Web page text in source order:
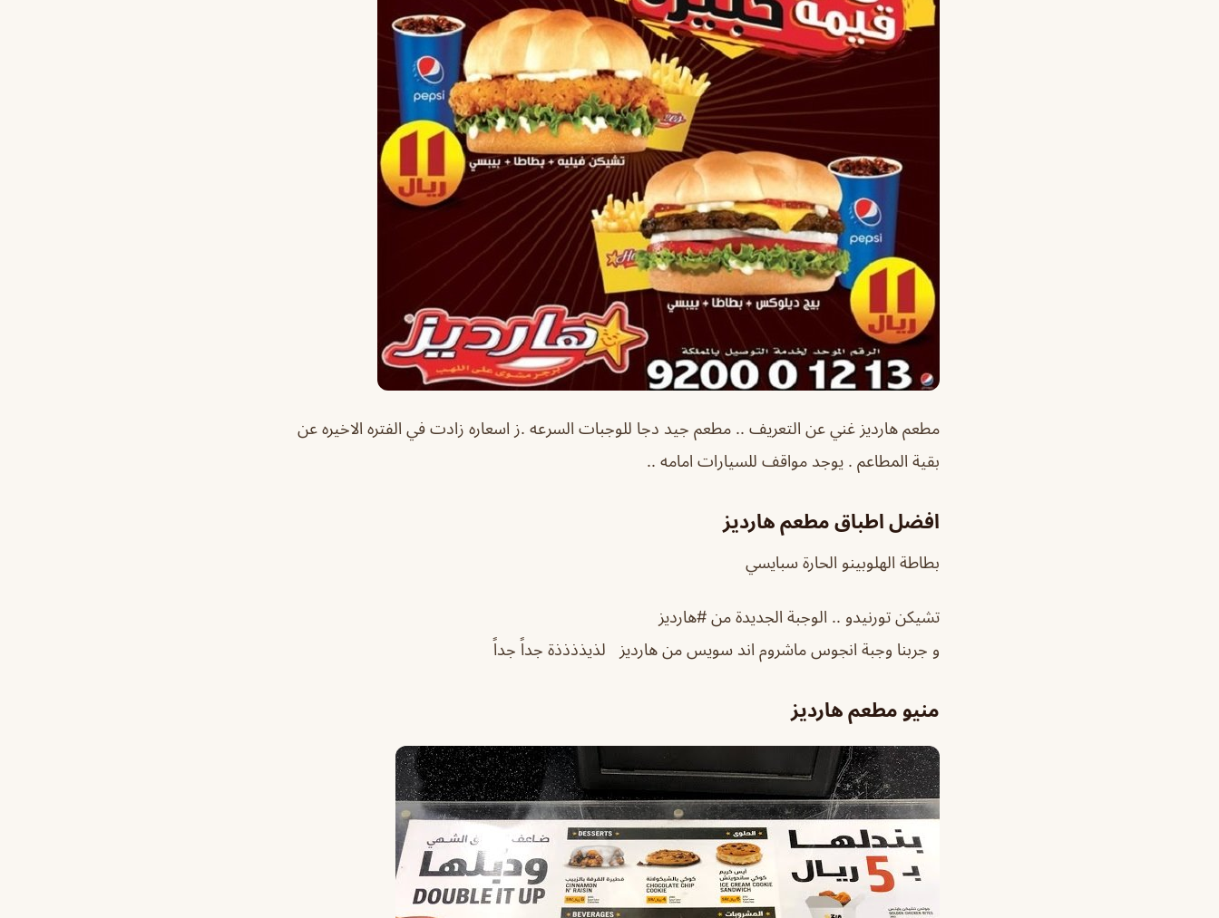
مطعم هارديز غني عن التعريف .. مطعم جيد دجا للوجبات السرعه .ز اسعاره زادت في الفتره الاخيره عن
بقية المطاعم . يوجد مواقف للسيارات امامه ..
افضل اطباق مطعم هارديز
بطاطة الهلوبينو الحارة سبايسي
تشيكن تورنيدو .. الوجبة الجديدة من #هارديز
و جربنا وجبة انجوس ماشروم اند سويس من هارديز لذيذذذذة جداً جداً
منيو مطعم هارديز